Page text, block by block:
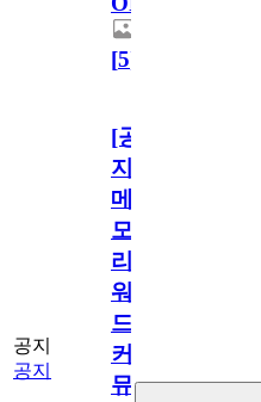
[5]
공지
공지
[공
지]
메
모
리
워
드
커
뮤